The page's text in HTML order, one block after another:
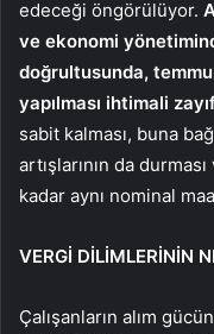
edeceği öngörülüyor.
ve ekonomi
doğrultusunda,
yapılması ihtimali
sabit kalması, buna
artışlarının da
kadar aynı nominal
VERGİ DİLİMLERİNİN
Çalışanların alım